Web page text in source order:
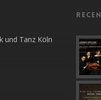
und Tanz Köln